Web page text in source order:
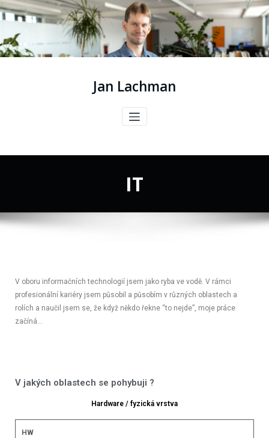
Jan Lachman
IT
V oboru informačních technologií jsem jako ryba ve vodě. V rámci
profesionální kariéry jsem působil a působím v různých oblastech a
rolích a naučil jsem se, že když někdo řekne “to nejde”, moje práce
začíná…
V jakých oblastech se pohybuji ?
Hardware / fyzická vrstva
HW